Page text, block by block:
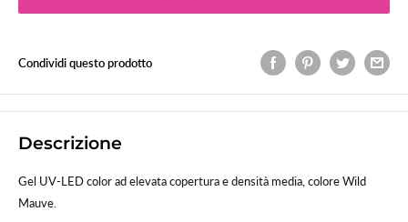
Condividi questo prodotto
Descrizione
Gel UV-LED color ad elevata copertura e densità media, colore Wild
Mauve.